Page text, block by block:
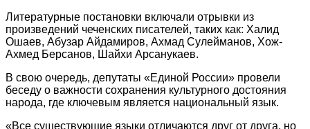
Литературные постановки включали отрывки из
произведений чеченских писателей, таких как: Халид
Ошаев, Абузар Айдамиров, Ахмад Сулейманов, Хож-
Ахмед Берсанов, Шайхи Арсанукаев.
В свою очередь, депутаты «Единой России» провели
беседу о важности сохранения культурного достояния
народа, где ключевым является национальный язык.
«Все существующие языки отличаются друг от друга, но